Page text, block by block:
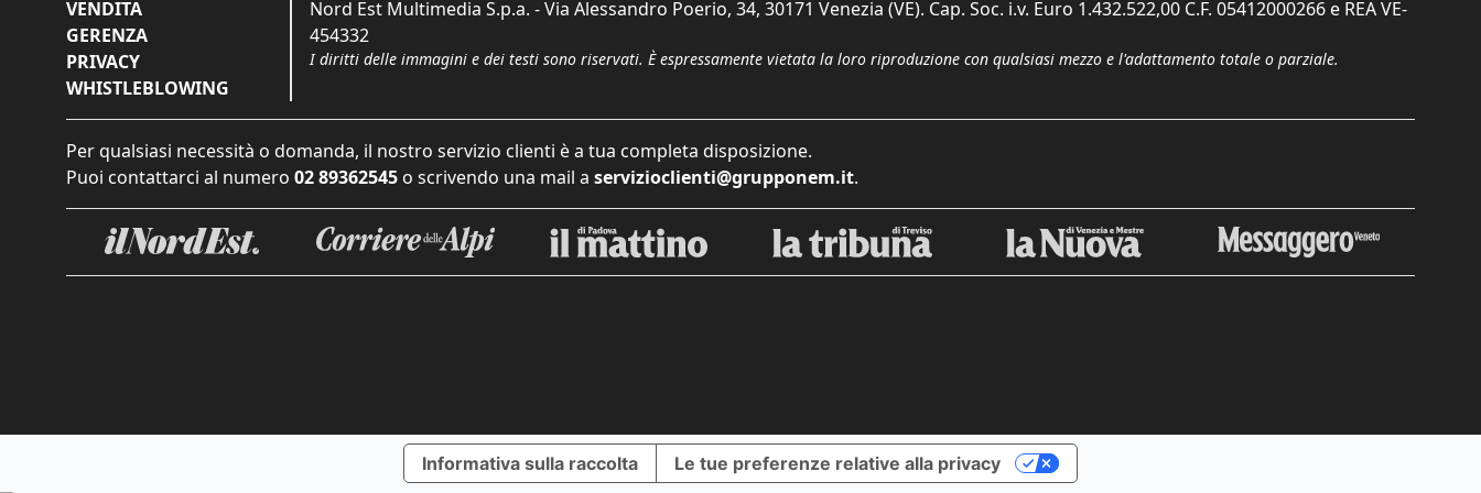
VENDITA
GERENZA
PRIVACY
WHISTLEBLOWING
Nord Est Multimedia S.p.a. - Via Alessandro Poerio, 34, 30171 Venezia (VE). Cap. Soc. i.v. Euro 1.432.522,00 C.F. 05412000266 e REA VE-
454332
I diritti delle immagini e dei testi sono riservati. È espressamente vietata la loro riproduzione con qualsiasi mezzo e l'adattamento totale o parziale.
Per qualsiasi necessità o domanda, il nostro servizio clienti è a tua completa disposizione.
Puoi contattarci al numero 02 89362545 o scrivendo una mail a servizioclienti@grupponem.it.
Informativa sulla raccolta Le tue preferenze relative alla privacy